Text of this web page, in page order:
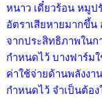
หนาว เดี๋ยวร้อน หมูป
อัตราเสียหายมากขึ้
จากประสิทธิภาพในก
กำหนดไว้ บางฟาร์ม
ค่าใช้จ่ายด้านพลังงา
กำหนดไว้ จำเป็นต้อ